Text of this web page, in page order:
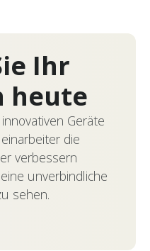
Ihr
heute
Geräte
die
verbessern
unverbindliche
sehen.